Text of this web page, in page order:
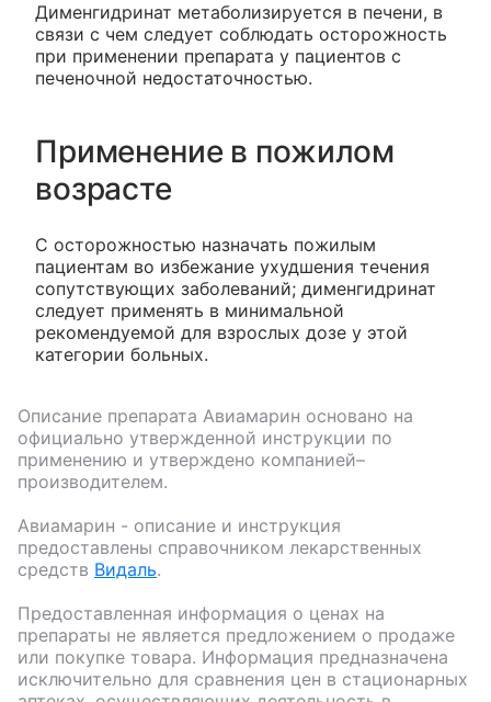
Дименгидринат метаболизируется в печени, в
связи с чем следует соблюдать осторожность
при применении препарата у пациентов с
печеночной недостаточностью.
Применение в пожилом
возрасте
С осторожностью назначать пожилым
пациентам во избежание ухудшения течения
сопутствующих заболеваний; дименгидринат
следует применять в минимальной
рекомендуемой для взрослых дозе у этой
категории больных.
Описание препарата Авиамарин основано на
официально утвержденной инструкции по
применению и утверждено компанией–
производителем.
Авиамарин - описание и инструкция
предоставлены справочником лекарственных
средств Видаль.
Предоставленная информация о ценах на
препараты не является предложением о продаже
или покупке товара. Информация предназначена
исключительно для сравнения цен в стационарных